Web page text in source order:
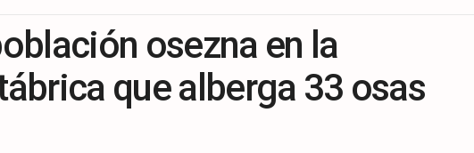
osezna en la
que alberga 33 osas